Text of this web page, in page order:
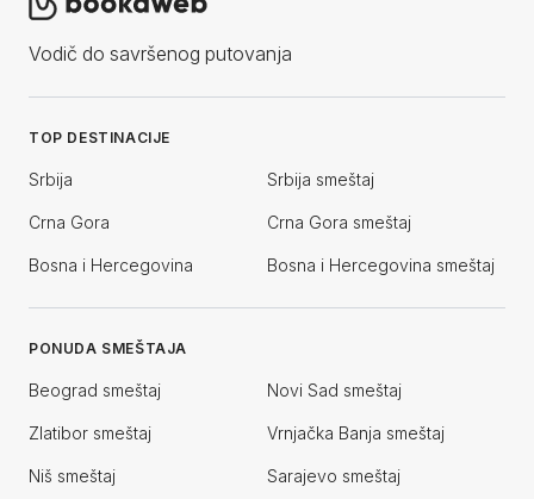
Vodič do savršenog putovanja
TOP DESTINACIJE
Srbija Srbija smeštaj
Crna Gora Crna Gora smeštaj
Bosna i Hercegovina Bosna i Hercegovina smeštaj
PONUDA SMEŠTAJA
Beograd smeštaj Novi Sad smeštaj
Zlatibor smeštaj Vrnjačka Banja smeštaj
Niš smeštaj Sarajevo smeštaj